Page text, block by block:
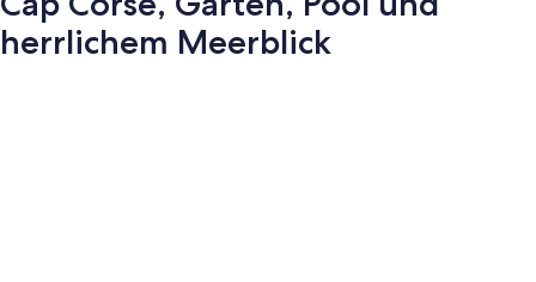
herrlichem Meerblick